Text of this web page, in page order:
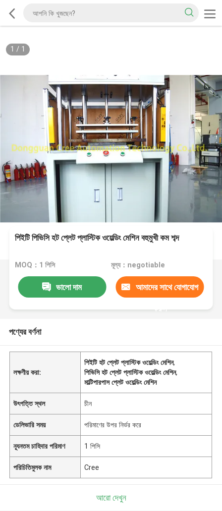
1 / 1
পিইটি পিভিসি হট প্লেট প্লাস্টিক ওয়েল্ডিং মেশিন বহুমুখী কম শব্দ
MOQ：1 পিসি মূল্য：negotiable
ভালো দাম আমাদের সাথে যোগাযোগ
করুন
পণ্যের বর্ণনা
লক্ষণীয় করা:
পিইটি হট প্লেট প্লাস্টিক ওয়েল্ডিং মেশিন,
পিভিসি হট প্লেট প্লাস্টিক ওয়েল্ডিং মেশিন,
মাল্টিপারপাস প্লেট ওয়েল্ডিং মেশিন
উৎপত্তি স্থল চীন
ডেলিভারি সময় পরিমাণের উপর নির্ভর করে
ন্যূনতম চাহিদার পরিমাণ 1 পিসি
পরিচিতিমুলক নাম Cree
আরো দেখুন